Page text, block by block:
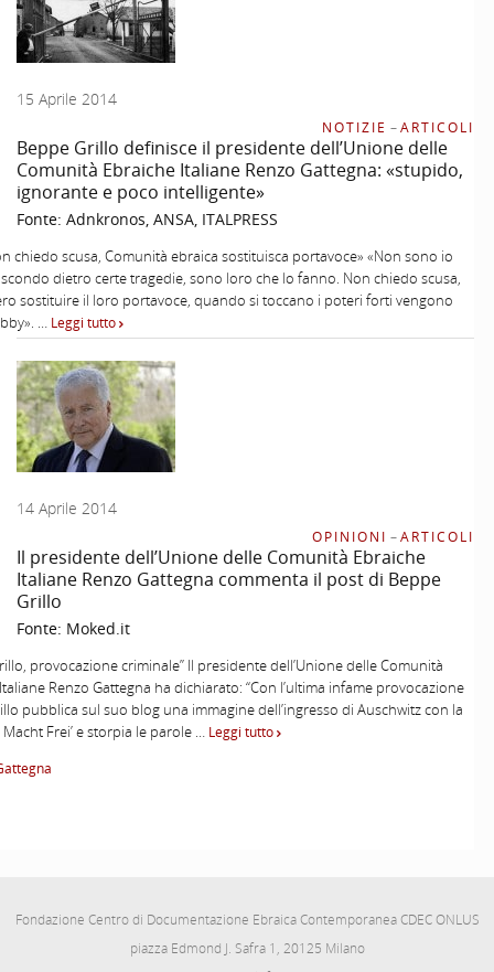
15 Aprile 2014
NOTIZIE –ARTICOLI
Beppe Grillo definisce il presidente dell’Unione delle
Comunità Ebraiche Italiane Renzo Gattegna: «stupido,
ignorante e poco intelligente»
Fonte: Adnkronos, ANSA, ITALPRESS
chiedo scusa, Comunità ebraica sostituisca portavoce» «Non sono io
dietro certe tragedie, sono loro che lo fanno. Non chiedo scusa,
sostituire il loro portavoce, quando si toccano i poteri forti vengono
… Leggi tutto
14 Aprile 2014
OPINIONI –ARTICOLI
Il presidente dell’Unione delle Comunità Ebraiche
Italiane Renzo Gattegna commenta il post di Beppe
Grillo
Fonte: Moked.it
provocazione criminale” Il presidente dell’Unione delle Comunità
Renzo Gattegna ha dichiarato: “Con l’ultima infame provocazione
pubblica sul suo blog una immagine dell’ingresso di Auschwitz con la
Macht Frei’ e storpia le parole … Leggi tutto
Fondazione Centro di Documentazione Ebraica Contemporanea CDEC ONLUS
piazza Edmond J. Safra 1, 20125 Milano